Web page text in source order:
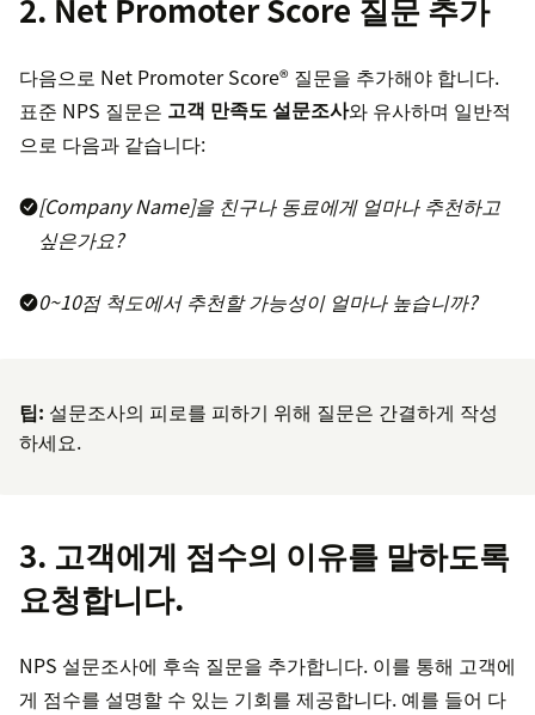
다음으로 Net Promoter Score® 질문을 추가해야 합니다.
표준 NPS 질문은 고객 만족도 설문조사와 유사하며 일반적
으로 다음과 같습니다:
[Company Name]을 친구나 동료에게 얼마나 추천하고
싶은가요?
0~10점 척도에서 추천할 가능성이 얼마나 높습니까?
팁: 설문조사의 피로를 피하기 위해 질문은 간결하게 작성
하세요.
3. 고객에게 점수의 이유를 말하도록
요청합니다.
NPS 설문조사에 후속 질문을 추가합니다. 이를 통해 고객에
게 점수를 설명할 수 있는 기회를 제공합니다. 예를 들어 다